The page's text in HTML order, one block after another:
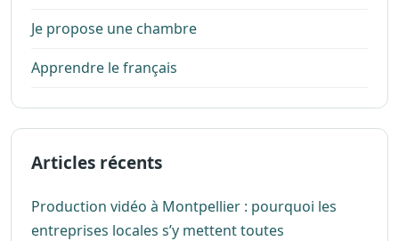
Je propose une chambre
Apprendre le français
Articles récents
Production vidéo à Montpellier : pourquoi les
entreprises locales s’y mettent toutes